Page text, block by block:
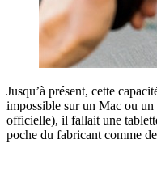
Jusqu’à présent, cette
impossible sur un Mac ou
officielle), il fallait une
poche du fabricant comme